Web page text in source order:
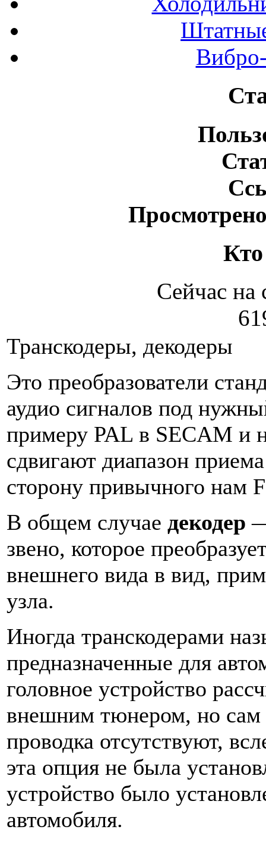
Кто
Сейчас на
Транскодеры, декодеры
Это преобразователи
аудио сигналов под
примеру PAL в SECAM и
сдвигают диапазон
сторону привычного нам
В общем случае декодер
звено, которое
внешнего вида в вид,
узла.
Иногда транскодерами
предназначенные для
головное устройство
внешним тюнером, но сам
проводка отсутствуют,
эта опция не была
устройство было
автомобиля.